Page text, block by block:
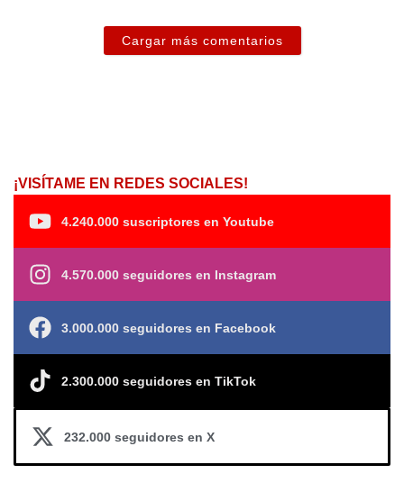
Cargar más comentarios
¡VISÍTAME EN REDES SOCIALES!
4.240.000 suscriptores en Youtube
4.570.000 seguidores en Instagram
3.000.000 seguidores en Facebook
2.300.000 seguidores en TikTok
232.000 seguidores en X